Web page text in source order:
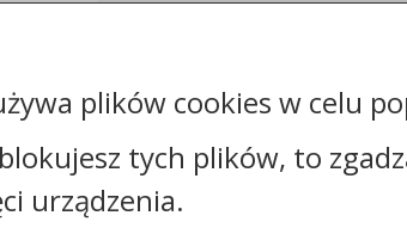
plików cookies w celu
tych plików, to
urządzenia.